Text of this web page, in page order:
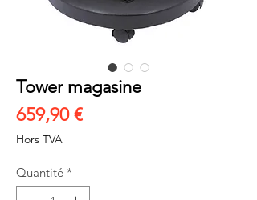
Tower magasine
659,90 €Prix
Hors TVA
Quantité *